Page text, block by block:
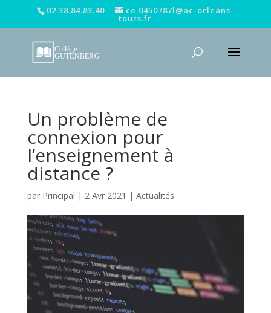
02.38.84.83.40 ce.0450787l@ac-orleans-
tours.fr
Un problème de
connexion pour
l’enseignement à
distance ?
par Principal | 2 Avr 2021 | Actualités